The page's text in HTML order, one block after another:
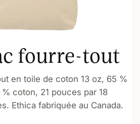
fourre-tout
en toile de coton 13 oz, 65 %
coton, 21 pouces par 18
Ethica fabriquée au Canada.